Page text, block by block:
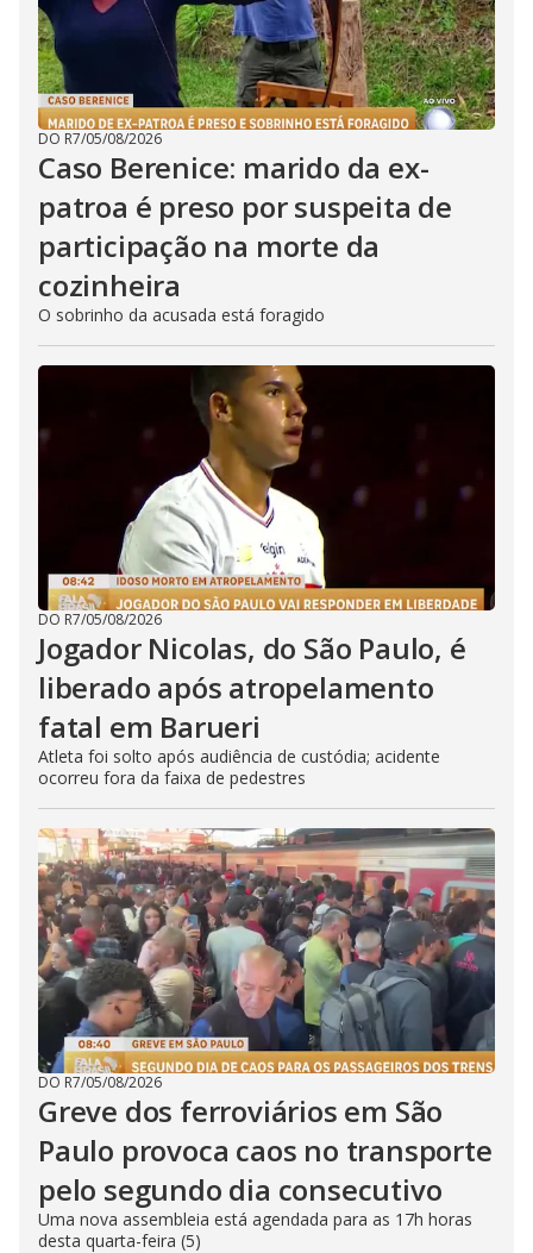
DO R7/05/08/2026
Caso Berenice: marido da ex-
patroa é preso por suspeita de
participação na morte da
cozinheira
O sobrinho da acusada está foragido
DO R7/05/08/2026
Jogador Nicolas, do São Paulo, é
liberado após atropelamento
fatal em Barueri
Atleta foi solto após audiência de custódia; acidente
ocorreu fora da faixa de pedestres
DO R7/05/08/2026
Greve dos ferroviários em São
Paulo provoca caos no transporte
pelo segundo dia consecutivo
Uma nova assembleia está agendada para as 17h horas
desta quarta-feira (5)